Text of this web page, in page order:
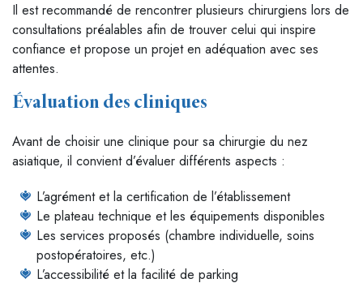
Il est recommandé de rencontrer plusieurs chirurgiens lors de
consultations préalables afin de trouver celui qui inspire
confiance et propose un projet en adéquation avec ses
attentes.
Évaluation des cliniques
Avant de choisir une clinique pour sa chirurgie du nez
asiatique, il convient d’évaluer différents aspects :
L’agrément et la certification de l’établissement
Le plateau technique et les équipements disponibles
Les services proposés (chambre individuelle, soins
postopératoires, etc.)
L’accessibilité et la facilité de parking